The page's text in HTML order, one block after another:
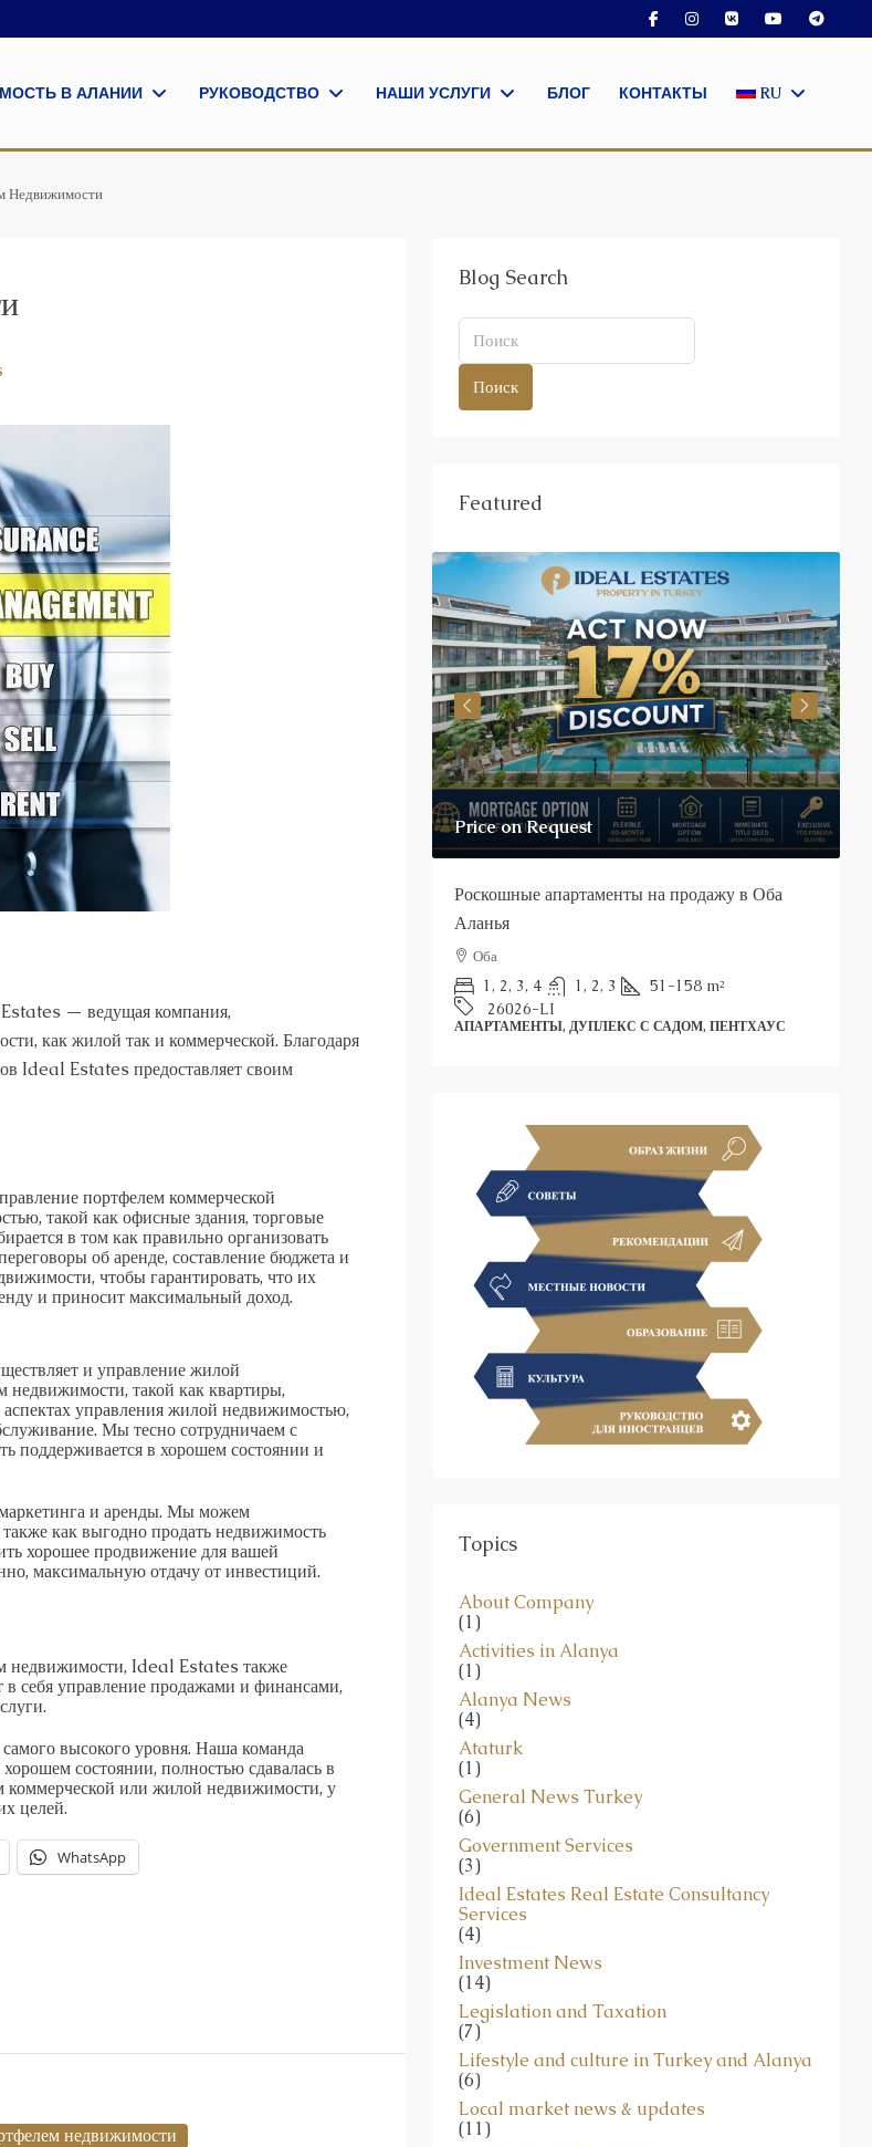
В АЛАНИИ РУКОВОДСТВО НАШИ УСЛУГИ БЛОГ КОНТАКТЫ RU
Недвижимости
— ведущая компания,
как жилой так и коммерческой. Благодаря
Ideal Estates предоставляет своим
портфелем коммерческой
такой как офисные здания, торговые
в том как правильно организовать
об аренде, составление бюджета и
чтобы гарантировать, что их
и приносит максимальный доход.
и управление жилой
недвижимости, такой как квартиры,
управления жилой недвижимостью,
Мы тесно сотрудничаем с
поддерживается в хорошем состоянии и
и аренды. Мы можем
также как выгодно продать недвижимость
хорошее продвижение для вашей
максимальную отдачу от инвестиций.
недвижимости, Ideal Estates также
себя управление продажами и финансами,
высокого уровня. Наша команда
состоянии, полностью сдавалась в
коммерческой или жилой недвижимости, у
целей.
WhatsApp
недвижимости
Blog Search
Поиск
Featured
Оба
Роскошные апартаменты на продажу в Оба
m²
АПАРТАМЕНТЫ, ДУПЛЕКС С САДОМ, ПЕНТХАУС
от€190,000
€570,000 /до
Эксклюзивные апартаменты на
1, 2, 3 1, 2
Topics
About Company
(1)
Activities in Alanya
(1)
Alanya News
(4)
Ataturk
(1)
General News Turkey
(6)
Government Services
(3)
Ideal Estates Real Estate Consultancy
Services
(4)
Investment News
(14)
Legislation and Taxation
(7)
Lifestyle and culture in Turkey and Alanya
(6)
Local market news & updates
(11)